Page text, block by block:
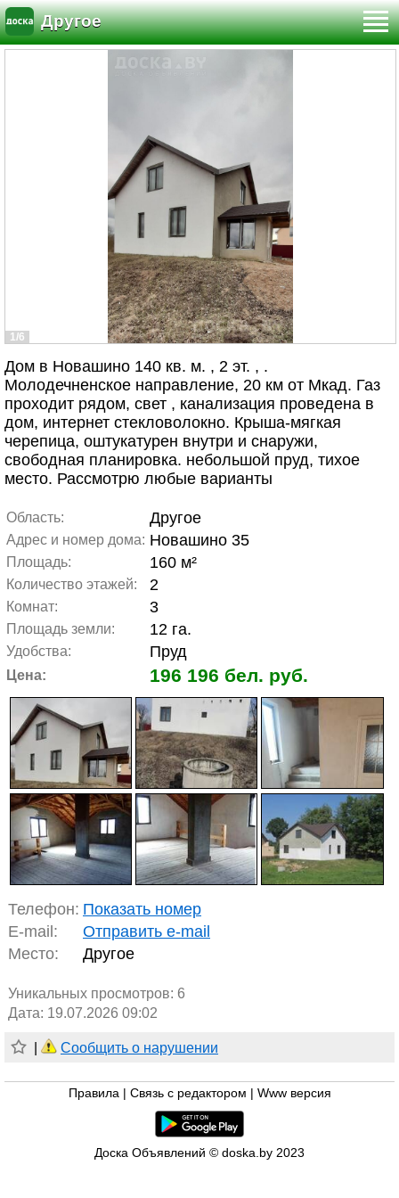
Другое
1/6
Дом в Новашино 140 кв. м. , 2 эт. , .
Молодечненское направление, 20 км от Мкад. Газ
проходит рядом, свет , канализация проведена в
дом, интернет стекловолокно. Крыша-мягкая
черепица, оштукатурен внутри и снаружи,
свободная планировка. небольшой пруд, тихое
место. Рассмотрю любые варианты
Область: Другое
Адрес и номер дома: Новашино 35
Площадь: 160 м²
Количество этажей: 2
Комнат: 3
Площадь земли: 12 га.
Удобства: Пруд
Цена: 196 196 бел. руб.
Телефон: Показать номер
E-mail:
Отправить e-mail
Место:
Другое
Уникальных просмотров: 6
Дата: 19.07.2026 09:02
Сообщить о нарушении
Правила Связь с редактором Www версия
Доска Объявлений © doska.by 2023